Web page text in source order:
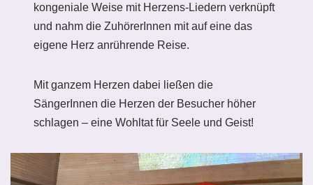
kongeniale Weise mit Herzens-Liedern verknüpft
und nahm die ZuhörerInnen mit auf eine das
eigene Herz anrührende Reise.
Mit ganzem Herzen dabei ließen die
SängerInnen die Herzen der Besucher höher
schlagen – eine Wohltat für Seele und Geist!